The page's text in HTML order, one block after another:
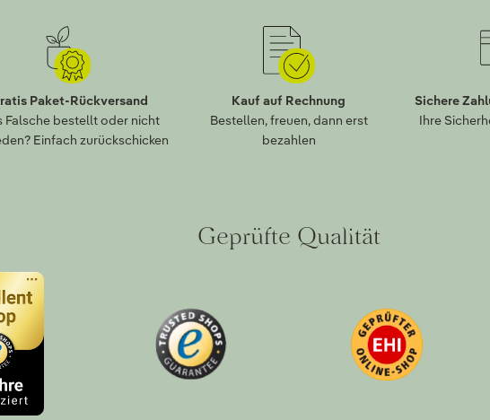
Paket-Rückversand
Falsche bestellt oder nicht
Einfach zurückschicken
Kauf auf Rechnung
Bestellen, freuen, dann erst
bezahlen
Sichere
Ihre
Geprüfte Qualität